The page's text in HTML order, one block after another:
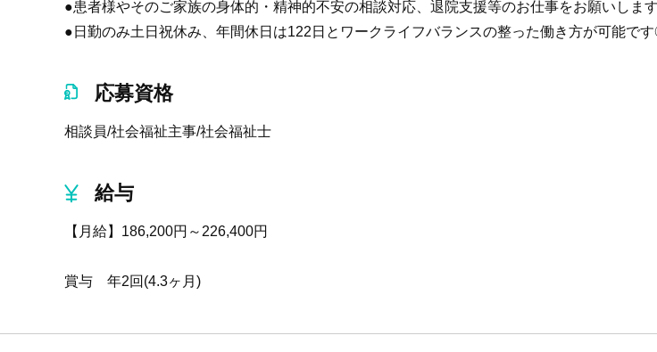
●患者様やそのご家族の身体的・精神的不安の相談対応、退院支援等のお仕事をお願いします
●日勤のみ土日祝休み、年間休日は122日とワークライフバランスの整った働き方が可能で
応募資格
相談員/社会福祉主事/社会福祉士
給与
【月給】186,200円～226,400円
賞与 年2回(4.3ヶ月)